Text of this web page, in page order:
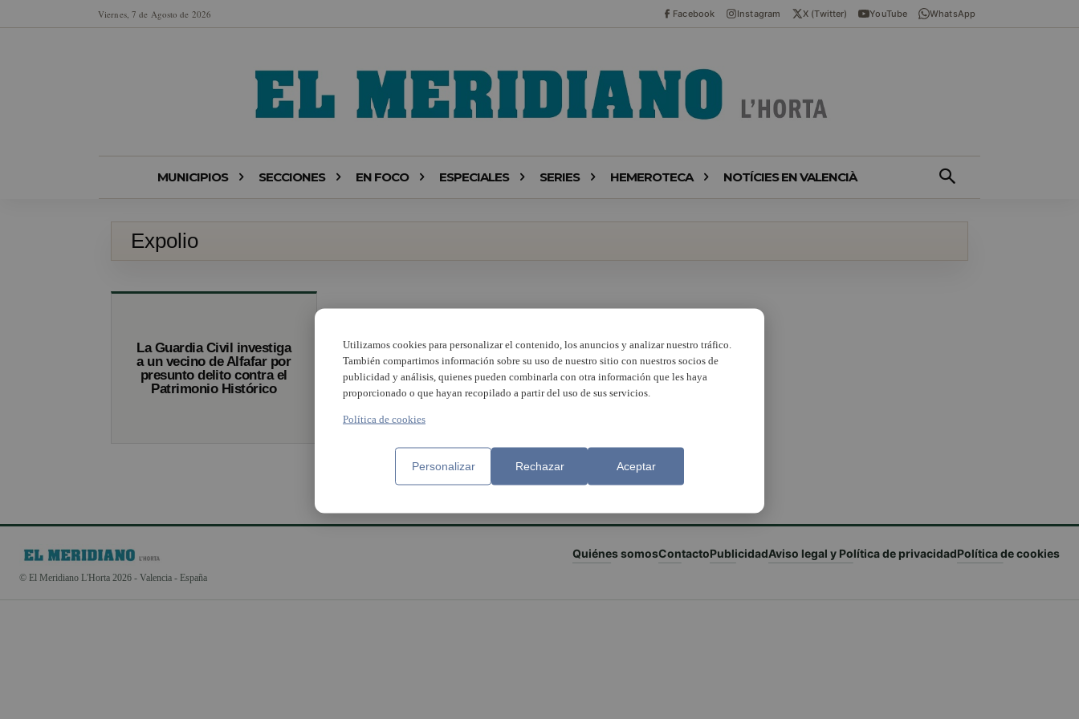
Viernes, 7 de Agosto de 2026 Facebook Instagram X (Twitter) YouTube WhatsApp
MUNICIPIOS SECCIONES EN FOCO ESPECIALES SERIES HEMEROTECA NOTÍCIES EN VALENCIÀ
Expolio
La Guardia Civil investiga
a un vecino de Alfafar por
presunto delito contra el
Patrimonio Histórico
© El Meridiano L'Horta 2026 - Valencia - España
Quiénes somosContactoPublicidadAviso legal y Política de privacidadPolítica de cookies
Utilizamos cookies para personalizar el contenido, los anuncios y analizar nuestro tráfico.
También compartimos información sobre su uso de nuestro sitio con nuestros socios de
publicidad y análisis, quienes pueden combinarla con otra información que les haya
proporcionado o que hayan recopilado a partir del uso de sus servicios.
Política de cookies
Personalizar Rechazar Aceptar